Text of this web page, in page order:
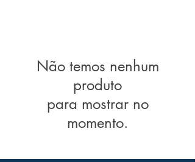
Não temos nenhum
produto
para mostrar no
momento.